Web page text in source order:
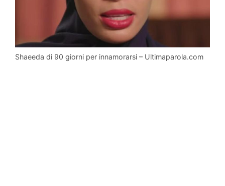
Shaeeda di 90 giorni per innamorarsi – Ultimaparola.com